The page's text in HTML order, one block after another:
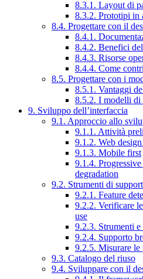
8.3.1. Layout di
8.3.2. Prototipi in
8.4. Progettare con il
8.4.1.
8.4.2. Benefici
8.4.3. Risorse
8.4.4. Come
8.5. Progettare con i
8.5.1. Vantaggi
8.5.2. I modelli di
9. Sviluppo dell’interfaccia
9.1. Approccio allo
9.1.1. Attività
9.1.2. Web
9.1.3. Mobile first
9.1.4.
degradation
9.2. Strumenti di
9.2.1. Feature
9.2.2. Verificare
use
9.2.3. Strumenti e
9.2.4. Supporto
9.2.5. Misurare le
9.3. Catalogo del riuso
9.4. Sviluppare con il